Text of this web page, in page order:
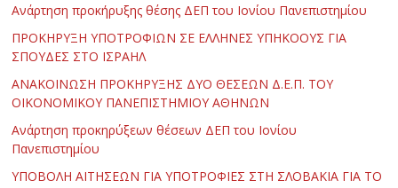
Ανάρτηση προκήρυξης θέσης ΔΕΠ του Ιονίου Πανεπιστημίου
ΠΡΟΚΗΡΥΞΗ ΥΠΟΤΡΟΦΙΩΝ ΣΕ ΕΛΛΗΝΕΣ ΥΠΗΚΟΟΥΣ ΓΙΑ
ΣΠΟΥΔΕΣ ΣΤΟ ΙΣΡΑΗΛ
ΑΝΑΚΟΙΝΩΣΗ ΠΡΟΚΗΡΥΞΗΣ ΔΥΟ ΘΕΣΕΩΝ Δ.Ε.Π. ΤΟΥ
ΟΙΚΟΝΟΜΙΚΟΥ ΠΑΝΕΠΙΣΤΗΜΙΟΥ ΑΘΗΝΩΝ
Ανάρτηση προκηρύξεων θέσεων ΔΕΠ του Ιονίου
Πανεπιστημίου
ΥΠΟΒΟΛΗ ΑΙΤΗΣΕΩΝ ΓΙΑ ΥΠΟΤΡΟΦΙΕΣ ΣΤΗ ΣΛΟΒΑΚΙΑ ΓΙΑ ΤΟ